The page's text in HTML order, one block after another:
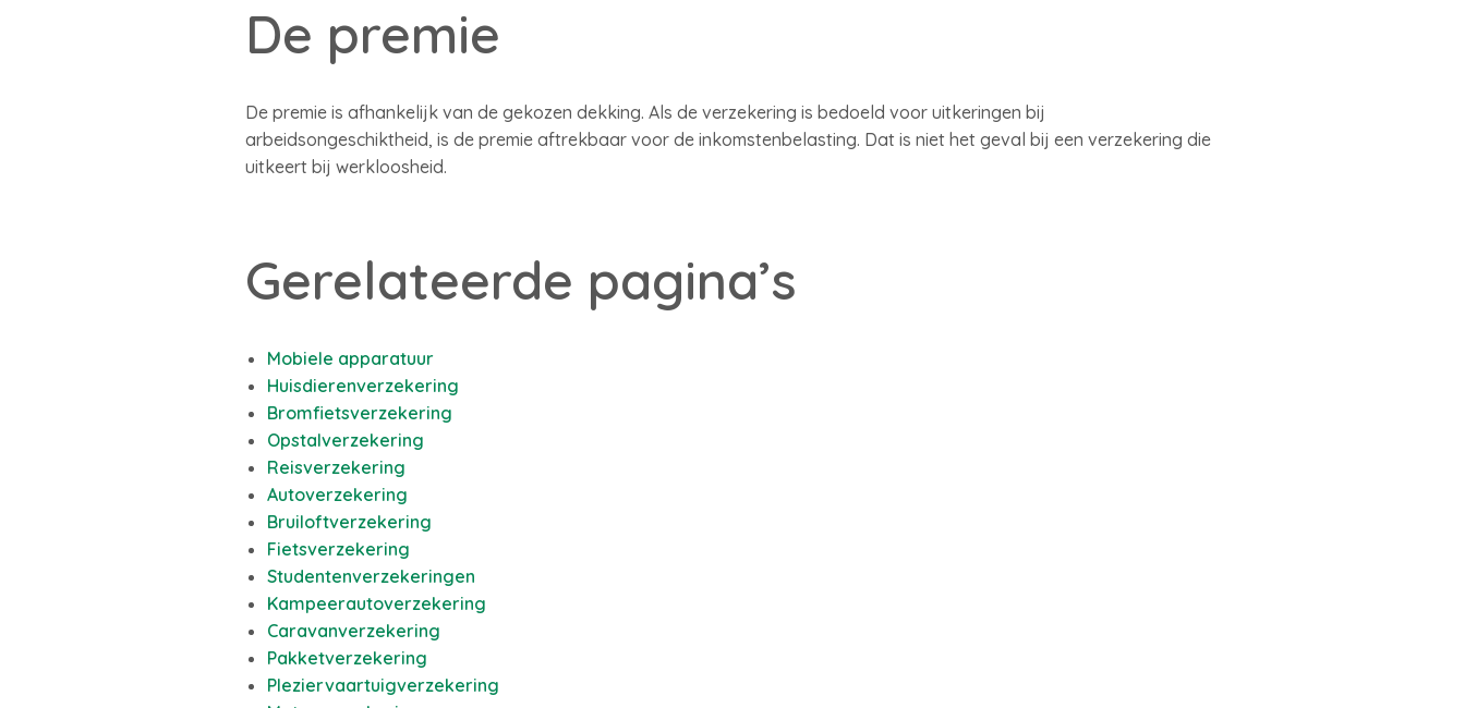
De premie
De premie is afhankelijk van de gekozen dekking. Als de verzekering is bedoeld voor uitkeringen bij
arbeidsongeschiktheid, is de premie aftrekbaar voor de inkomstenbelasting. Dat is niet het geval bij een verzekering die
uitkeert bij werkloosheid.
Gerelateerde pagina’s
Mobiele apparatuur
Huisdierenverzekering
Bromfietsverzekering
Opstalverzekering
Reisverzekering
Autoverzekering
Bruiloftverzekering
Fietsverzekering
Studentenverzekeringen
Kampeerautoverzekering
Caravanverzekering
Pakketverzekering
Pleziervaartuigverzekering